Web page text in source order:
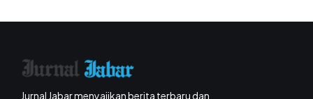
Jurnal Jabar menyajikan berita terbaru dan